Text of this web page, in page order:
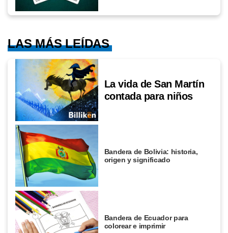
LAS MÁS LEÍDAS
La vida de San Martín
contada para niños
Bandera de Bolivia: historia,
origen y significado
Bandera de Ecuador para
colorear e imprimir